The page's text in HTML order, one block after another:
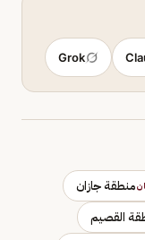
Grok
منطقة جازان
القصيم